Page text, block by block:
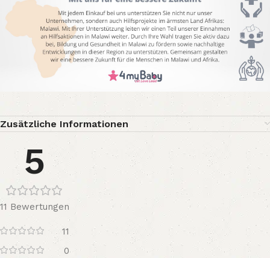
Zusätzliche Informationen
5
11 Bewertungen
11
0